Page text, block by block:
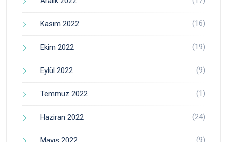
Kasım 2022 (16)
Ekim 2022 (19)
Eylül 2022 (9)
Temmuz 2022 (1)
Haziran 2022 (24)
(9)